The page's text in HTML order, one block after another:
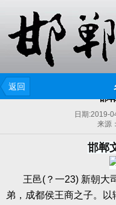
返回
邯
日期:2019-
来源
邯郸
王邑( ？一23) 新朝大
弟，成都侯王商之子。